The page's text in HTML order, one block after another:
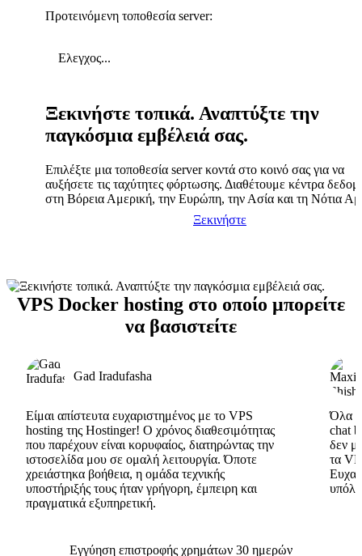
Προτεινόμενη τοποθεσία server:
Ελεγχος...
Ξεκινήστε τοπικά. Αναπτύξτε την
παγκόσμια εμβέλειά σας.
Επιλέξτε μια τοποθεσία server κοντά στο κοινό σας για να
αυξήσετε τις ταχύτητες φόρτωσης. Διαθέτουμε κέντρα
στη Βόρεια Αμερική, την Ευρώπη, την Ασία και τη Νότια
Ξεκινήστε
VPS Docker hosting στο οποίο μπορείτε
να βασιστείτε
Gad Iradufasha
Είμαι απίστευτα ευχαριστημένος με το VPS
hosting της Hostinger! Ο χρόνος διαθεσιμότητας
που παρέχουν είναι κορυφαίος, διατηρώντας την
ιστοσελίδα μου σε ομαλή λειτουργία. Όποτε
χρειάστηκα βοήθεια, η ομάδα τεχνικής
υποστήριξής τους ήταν γρήγορη, έμπειρη και
πραγματικά εξυπηρετική.
Όλα
chat
δεν
τα
Εγγύηση επιστροφής χρημάτων 30 ημερών